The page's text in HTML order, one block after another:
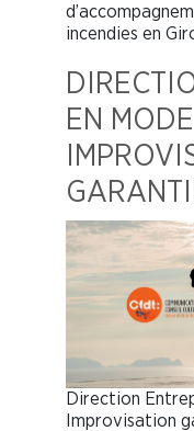
incendies en
EN
Direction
Improvisation